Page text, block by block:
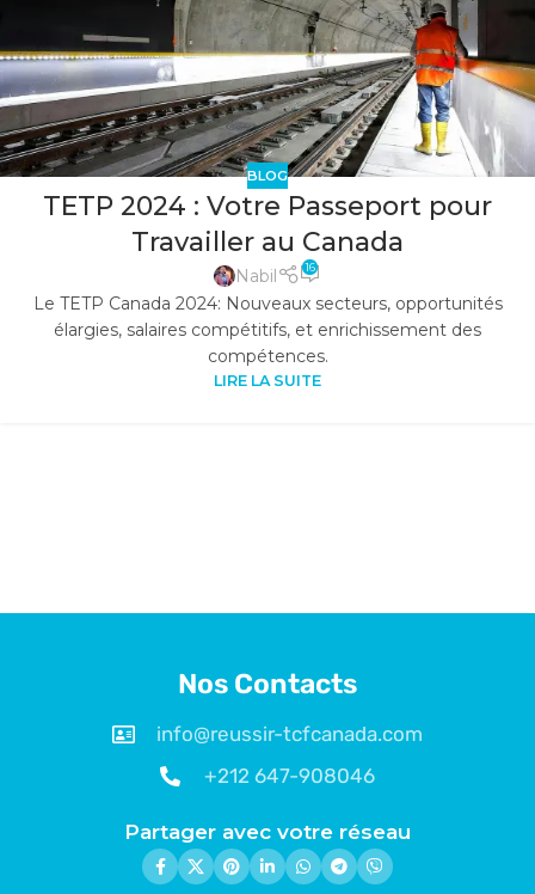
BLOG
TETP 2024 : Votre Passeport pour
Travailler au Canada
Nabil 16
Le TETP Canada 2024: Nouveaux secteurs, opportunités
élargies, salaires compétitifs, et enrichissement des
compétences.
LIRE LA SUITE
Nos Contacts
info@reussir-tcfcanada.com
+212 647-908046
Partager avec votre réseau